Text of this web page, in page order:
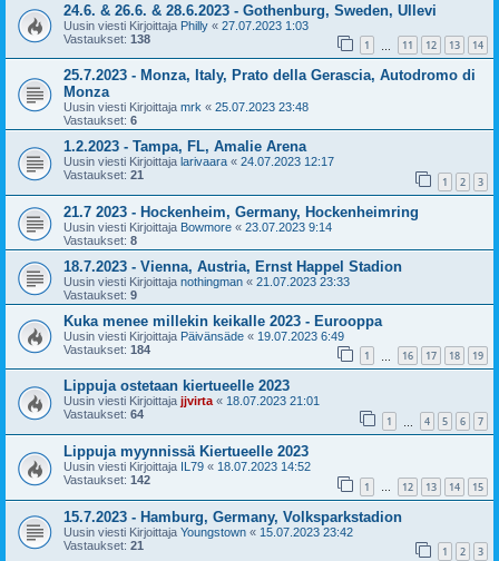
24.6. & 26.6. & 28.6.2023 - Gothenburg, Sweden, Ullevi
Uusin viesti Kirjoittaja Philly « 27.07.2023 1:03
Vastaukset: 138 1 11 12 13 14
25.7.2023 - Monza, Italy, Prato della Gerascia, Autodromo di
Monza
Uusin viesti Kirjoittaja mrk « 25.07.2023 23:48
Vastaukset: 6
1.2.2023 - Tampa, FL, Amalie Arena
Uusin viesti Kirjoittaja larivaara « 24.07.2023 12:17
Vastaukset: 21 1 2 3
21.7 2023 - Hockenheim, Germany, Hockenheimring
Uusin viesti Kirjoittaja Bowmore « 23.07.2023 9:14
Vastaukset: 8
18.7.2023 - Vienna, Austria, Ernst Happel Stadion
Uusin viesti Kirjoittaja nothingman « 21.07.2023 23:33
Vastaukset: 9
Kuka menee millekin keikalle 2023 - Eurooppa
Uusin viesti Kirjoittaja Päivänsäde « 19.07.2023 6:49
Vastaukset: 184 1 16 17 18 19
Lippuja ostetaan kiertueelle 2023
Uusin viesti Kirjoittaja jjvirta« 18.07.2023 21:01
Vastaukset: 64 1 4 5 6 7
Lippuja myynnissä Kiertueelle 2023
Uusin viesti Kirjoittaja IL79 « 18.07.2023 14:52
Vastaukset: 142 1 … 12 13 14 15
15.7.2023 - Hamburg, Germany, Volksparkstadion
Uusin viesti Kirjoittaja Youngstown « 15.07.2023 23:42
Vastaukset: 21 1 2 3